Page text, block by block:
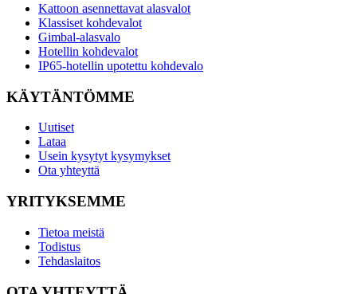
Kattoon asennettavat alasvalot
Klassiset kohdevalot
Gimbal-alasvalo
Hotellin kohdevalot
IP65-hotellin upotettu kohdevalo
KÄYTÄNTÖMME
Uutiset
Lataa
Usein kysytyt kysymykset
Ota yhteyttä
YRITYKSEMME
Tietoa meistä
Todistus
Tehdaslaitos